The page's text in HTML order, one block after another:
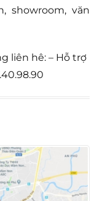
showroom, văn
liên hê: – Hỗ trợ